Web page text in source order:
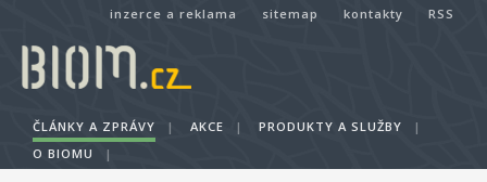
inzerce a reklama sitemap kontakty RSS
ČLÁNKY A ZPRÁVY | AKCE | PRODUKTY A SLUŽBY
|
O BIOMU
|